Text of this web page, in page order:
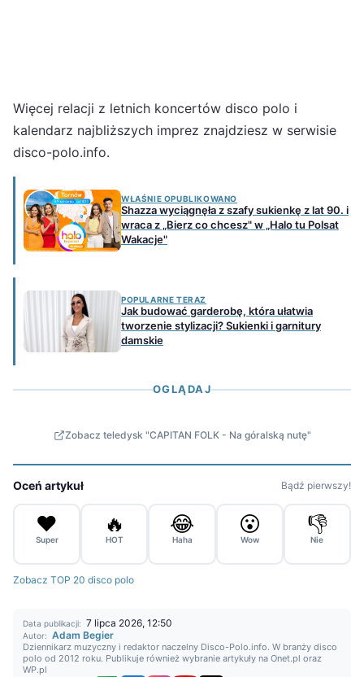
Więcej relacji z letnich koncertów disco polo i
kalendarz najbliższych imprez znajdziesz w serwisie
disco-polo.info.
WŁAŚNIE OPUBLIKOWANO
Shazza wyciągnęła z szafy sukienkę z lat 90. i
wraca z „Bierz co chcesz" w „Halo tu Polsat
Wakacje"
POPULARNE TERAZ
Jak budować garderobę, która ułatwia
tworzenie stylizacji? Sukienki i garnitury
damskie
OGLĄDAJ
Zobacz teledysk "CAPITAN FOLK - Na góralską nutę"
Oceń artykuł Bądź pierwszy!
❤️
Super
🔥
HOT
😂
Haha
😮
Wow
👎
Nie
Zobacz TOP 20 disco polo
Data publikacji: 7 lipca 2026, 12:50
Autor: Adam Begier
Dziennikarz muzyczny i redaktor naczelny Disco-Polo.info. W branży disco
polo od 2012 roku. Publikuje również wybranie artykuły na Onet.pl oraz
WP.pl